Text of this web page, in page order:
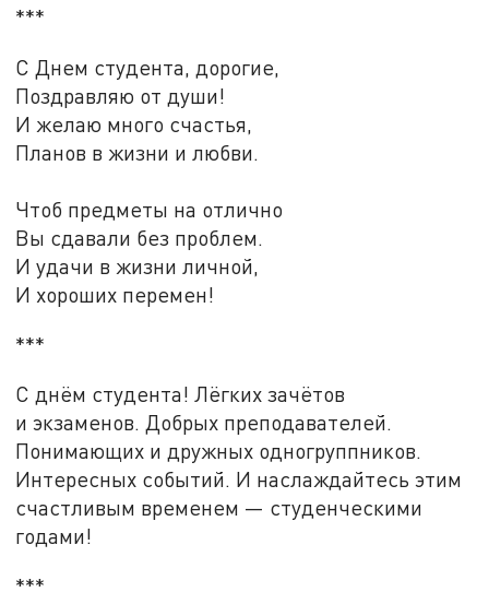
***
С Днем студента, дорогие,
Поздравляю от души!
И желаю много счастья,
Планов в жизни и любви.
Чтоб предметы на отлично
Вы сдавали без проблем.
И удачи в жизни личной,
И хороших перемен!
***
С днём студента! Лёгких зачётов
и экзаменов. Добрых преподавателей.
Понимающих и дружных одногруппников.
Интересных событий. И наслаждайтесь этим
счастливым временем — студенческими
годами!
***